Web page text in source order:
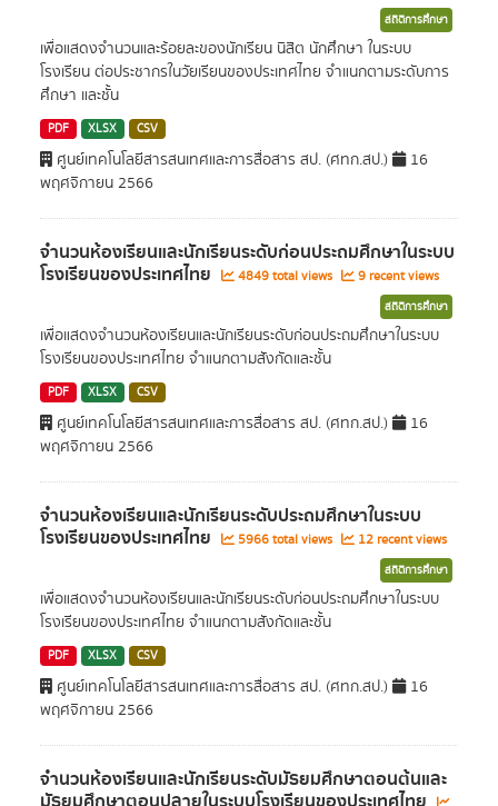
สถิติการศึกษา
เพื่อแสดงจำนวนและร้อยละของนักเรียน นิสิต นักศึกษา ในระบบ
โรงเรียน ต่อประชากรในวัยเรียนของประเทศไทย จำแนกตามระดับการ
ศึกษา และชั้น
PDF XLSX CSV
ศูนย์เทคโนโลยีสารสนเทศและการสื่อสาร สป. (ศทก.สป.)
16
พฤศจิกายน 2566
จำนวนห้องเรียนและนักเรียนระดับก่อนประถมศึกษาในระบบ
โรงเรียนของประเทศไทย 4849 total views 9 recent views
สถิติการศึกษา
เพื่อแสดงจำนวนห้องเรียนและนักเรียนระดับก่อนประถมศึกษาในระบบ
โรงเรียนของประเทศไทย จำแนกตามสังกัดและชั้น
PDF XLSX CSV
ศูนย์เทคโนโลยีสารสนเทศและการสื่อสาร สป. (ศทก.สป.)
16
พฤศจิกายน 2566
จำนวนห้องเรียนและนักเรียนระดับประถมศึกษาในระบบ
โรงเรียนของประเทศไทย 5966 total views 12 recent views
สถิติการศึกษา
เพื่อแสดงจำนวนห้องเรียนและนักเรียนระดับก่อนประถมศึกษาในระบบ
โรงเรียนของประเทศไทย จำแนกตามสังกัดและชั้น
PDF XLSX CSV
ศูนย์เทคโนโลยีสารสนเทศและการสื่อสาร สป. (ศทก.สป.)
16
พฤศจิกายน 2566
จำนวนห้องเรียนและนักเรียนระดับมัธยมศึกษาตอนต้นและ